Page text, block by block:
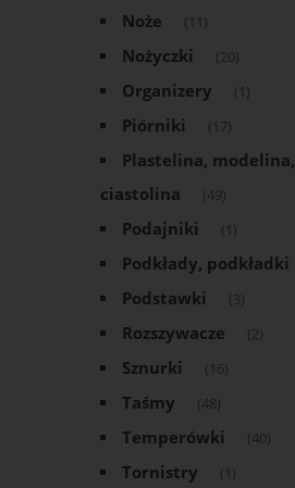
Noże (11)
Nożyczki (20)
Organizery (1)
Piórniki (17)
Plastelina, modelina,
ciastolina
(49)
Podajniki (1)
Podkłady, podkładki
Podstawki (3)
Rozszywacze (2)
Sznurki (16)
Taśmy (48)
Temperówki (40)
Tornistry (1)